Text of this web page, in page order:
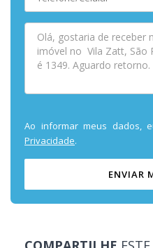
Ao informar meus dados,
Privacidade.
ENVIAR